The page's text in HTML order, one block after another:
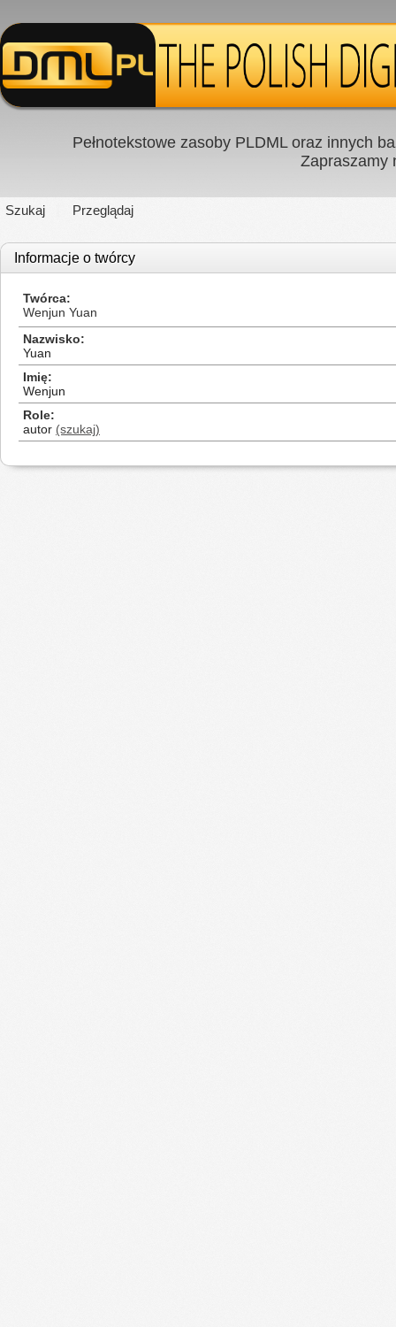
Pełnotekstowe zasoby PLDML oraz innych
Zapraszamy
Szukaj Przeglądaj
Informacje o twórcy
Twórca
Wenjun Yuan
Nazwisko
Yuan
Imię
Wenjun
Role
autor (szukaj)